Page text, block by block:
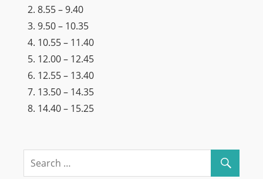
8.55 – 9.40
9.50 – 10.35
10.55 – 11.40
12.00 – 12.45
12.55 – 13.40
13.50 – 14.35
14.40 – 15.25